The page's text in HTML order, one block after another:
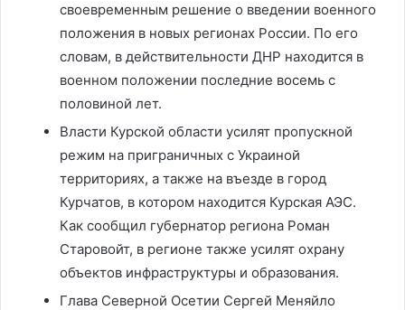
своевременным решение о введении военного
положения в новых регионах России. По его
словам, в действительности ДНР находится в
военном положении последние восемь с
половиной лет.
Власти Курской области усилят пропускной
режим на приграничных с Украиной
территориях, а также на въезде в город
Курчатов, в котором находится Курская АЭС.
Как сообщил губернатор региона Роман
Старовойт, в регионе также усилят охрану
объектов инфраструктуры и образования.
Глава Северной Осетии Сергей Меняйло